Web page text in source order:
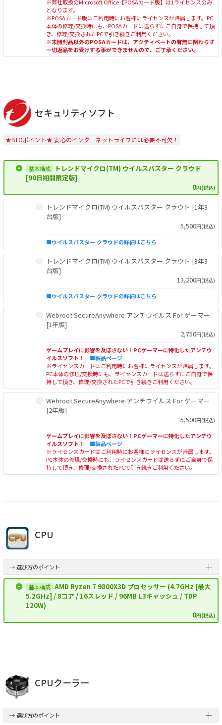
※弊社取扱のMicrosoft Office【POSAカード版】は1ライセンスのみ
となります。
※POSAカード版はご利用時にお客様にライセンスが帰属します。PC
本体の修理/交換時にも、POSAカードは送らずにご自身で保持して頂
き、修理/交換されたPCで引き続きご利用ください。
※未開封品以外のPOSAカードは、アクティベートの有無に関わらず
一切返品をお受けする事ができませんので、ご了承ください。
セキュリティソフト
★BTOポイント★ 安心のインターネットライフには必要不可欠！
トレンドマイクロ(TM) ウイルスバスター クラウド
[90日期間限定版]
0円(税込)
トレンドマイクロ(TM) ウイルスバスター クラウド [1年3
台版]
5,500円(税込)
■ウイルスバスター クラウドの詳細はこちら
トレンドマイクロ(TM) ウイルスバスター クラウド [3年3
台版]
13,200円(税込)
■ウイルスバスター クラウドの詳細はこちら
Webroot SecureAnywhere アンチウイルス For ゲーマー
[1年版]
2,750円(税込)
ゲームプレイに影響を及ぼさない！PCゲーマーに特化したアンチウ
イルスソフト！
■製品ページ
※ライセンスカードはご利用時にお客様にライセンスが帰属します。
PC本体の修理/交換時にも、ライセンスカードは送らずにご自身で保
持して頂き、修理/交換されたPCで引き続きご利用ください。
Webroot SecureAnywhere アンチウイルス For ゲーマー
[2年版]
5,500円(税込)
ゲームプレイに影響を及ぼさない！PCゲーマーに特化したアンチウ
イルスソフト！
■製品ページ
※ライセンスカードはご利用時にお客様にライセンスが帰属します。
PC本体の修理/交換時にも、ライセンスカードは送らずにご自身で保
持して頂き、修理/交換されたPCで引き続きご利用ください。
CPU
→ 選び方のポイント
AMD Ryzen 7 9800X3D プロセッサー (4.7GHz [最大
5.2GHz] / 8コア / 16スレッド / 96MB L3キャッシュ / TDP
120W)
0円(税込)
CPUクーラー
→ 選び方のポイント